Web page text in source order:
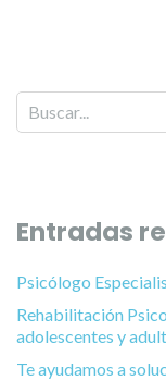
Entradas
Psicólogo
Rehabilitación
adolescentes y
Te ayudamos a